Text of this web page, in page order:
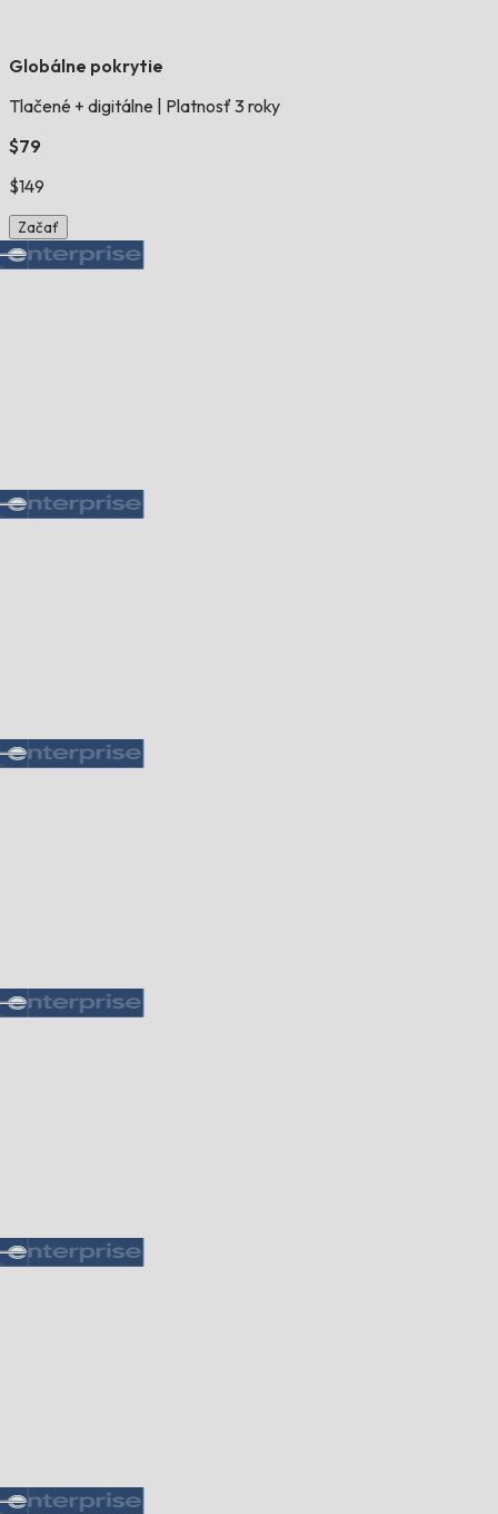
Globálne pokrytie
Tlačené + digitálne
Platnosť 3 roky
$79
$149
Začať